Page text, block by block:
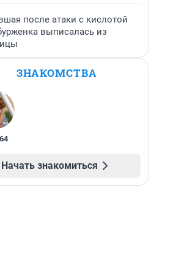
после атаки с кислотой
выписалась из
ЗНАКОМСТВА
64
Начать знакомиться